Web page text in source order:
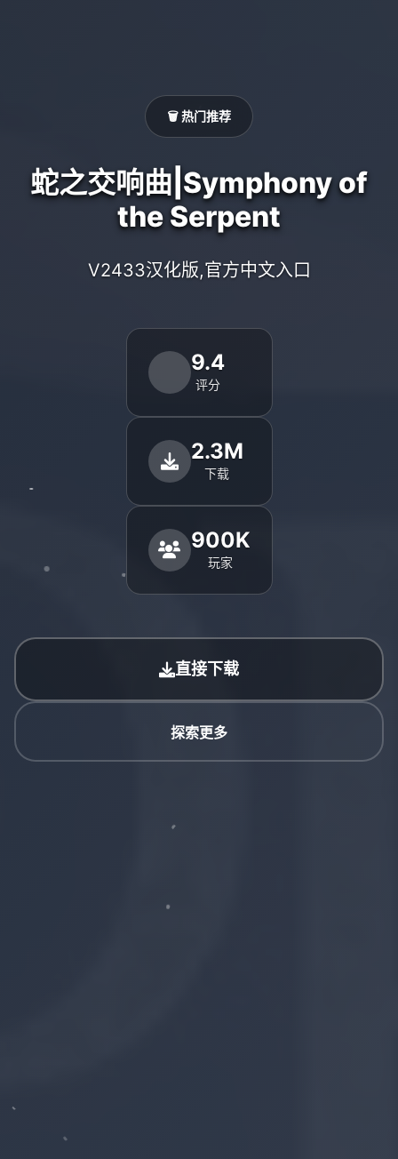
🗑️ 热门推荐
蛇之交响曲|Symphony of
the Serpent
V2433汉化版,官方中文入口
9.4
评分
2.3M
下载
900K
玩家
直接下载
探索更多